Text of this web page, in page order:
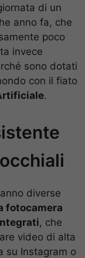
di un
anno fa, che
poco
invece
sono dotati
con il fiato
.
diverse
fotocamera
, che
video di alta
su Instagram o